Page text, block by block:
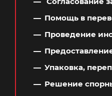
Помощь в
Проведение
Упаковка,
Решение